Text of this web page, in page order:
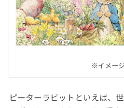
※イメー
ピーターラビットといえば、